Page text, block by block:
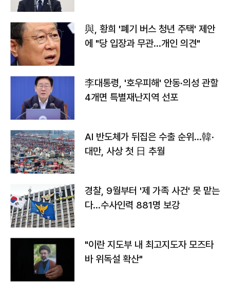
與, 황희 '폐기 버스 청년 주택' 제안
에 "당 입장과 무관…개인 의견"
李대통령, '호우피해' 안동·의성 관할
4개면 특별재난지역 선포
AI 반도체가 뒤집은 수출 순위…韓·
대만, 사상 첫 日 추월
경찰, 9월부터 '제 가족 사건' 못 맡는
다…수사인력 881명 보강
"이란 지도부 내 최고지도자 모즈타
바 위독설 확산"